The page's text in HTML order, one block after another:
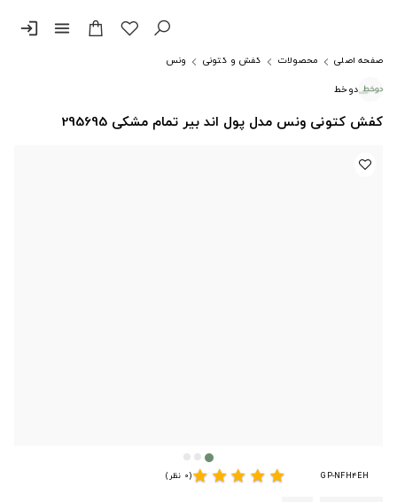
menu
login
صفحه اصلی محصولات کفش و کتونی
ونس
دوخط
کفش کتونی ونس مدل پول اند بیر تمام مشکی 295695
GP-NFH4EH
star
star
star
star
star(0 نظر)